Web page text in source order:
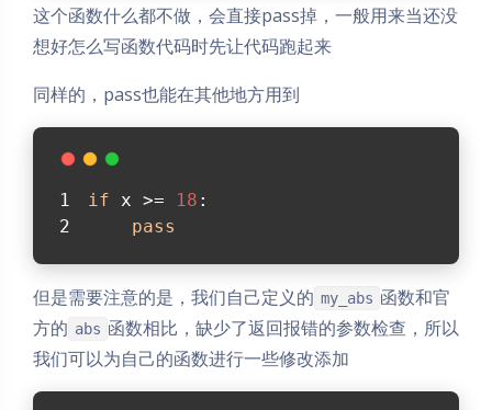
这个函数什么都不做，会直接pass掉，一般用来当还没
想好怎么写函数代码时先让代码跑起来
同样的，pass也能在其他地方用到
if x >= 18 :
pass
但是需要注意的是，我们自己定义的 my_abs 函数和官
方的 abs 函数相比，缺少了返回报错的参数检查，所以
我们可以为自己的函数进行一些修改添加